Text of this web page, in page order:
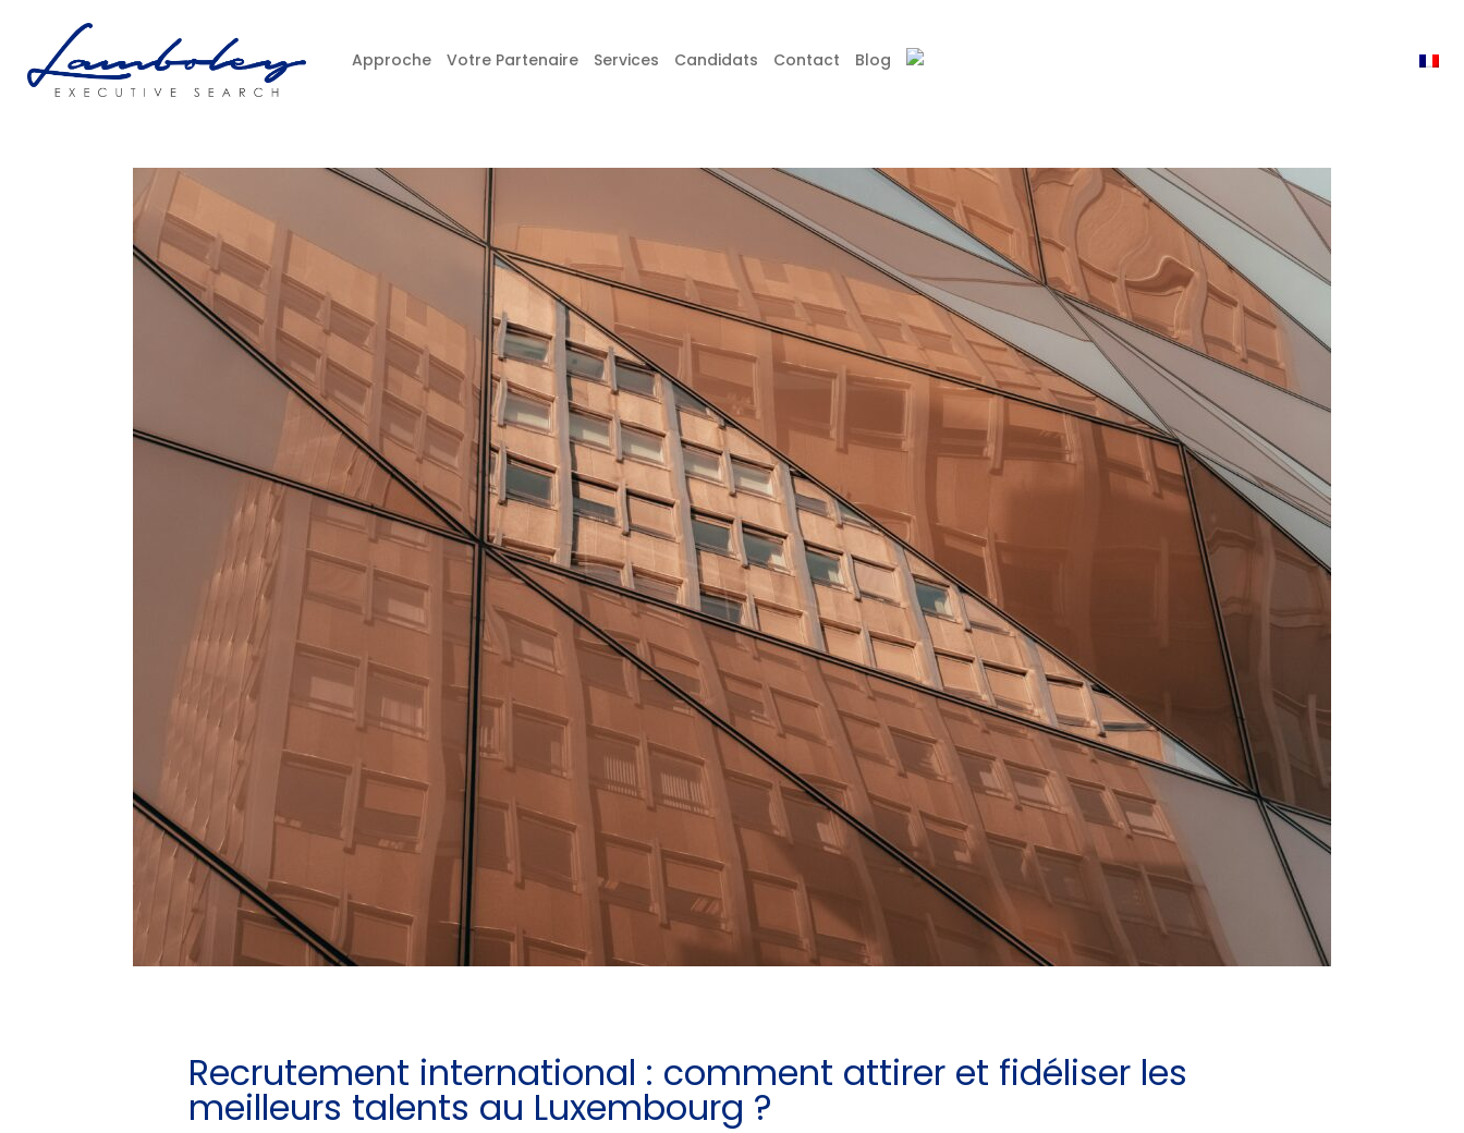
Approche Votre Partenaire Services Candidats Contact Blog
Recrutement international : comment attirer et fidéliser les
meilleurs talents au Luxembourg ?